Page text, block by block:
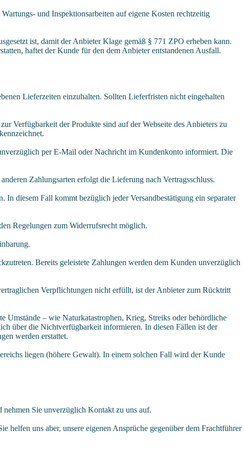
und Inspektionsarbeiten auf eigene Kosten rechtzeitig
ist, damit der Anbieter Klage gemäß § 771 ZPO erheben kann.
haftet der Kunde für den dem Anbieter entstandenen Ausfall.
Lieferzeiten einzuhalten. Sollten Lieferfristen nicht eingehalten
Verfügbarkeit der Produkte sind auf der Webseite des Anbieters zu
per E-Mail oder Nachricht im Kundenkonto informiert. Die
Zahlungsarten erfolgt die Lieferung nach Vertragsschluss.
In diesem Fall kommt bezüglich jeder Versandbestätigung ein separater
Regelungen zum Widerrufsrecht möglich.
Bereits geleistete Zahlungen werden dem Kunden unverzüglich
Verpflichtungen nicht erfüllt, ist der Anbieter zum Rücktritt
Umstände – wie Naturkatastrophen, Krieg, Streiks oder behördliche
über die Nichtverfügbarkeit informieren. In diesen Fällen ist der
werden erstattet.
liegen (höhere Gewalt). In einem solchen Fall wird der Kunde
nehmen Sie unverzüglich Kontakt zu uns auf.
helfen uns aber, unsere eigenen Ansprüche gegenüber dem Frachtführer